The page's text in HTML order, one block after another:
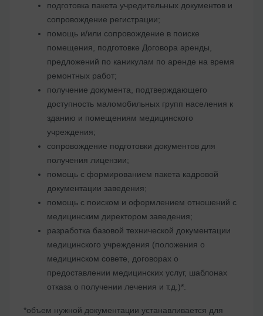
подготовка пакета учредительных документов и
сопровождение регистрации;
помощь и/или сопровождение в поиске
помещения, подготовке Договора аренды,
предложений по каникулам по аренде на время
ремонтных работ;
получение документа, подтверждающего
доступность маломобильных групп населения к
зданию и помещениям медицинского
учреждения;
сопровождение подготовки документов для
получения лицензии;
помощь с формированием пакета кадровой
документации заведения;
помощь с поиском и оформлением отношений с
медицинским директором заведения;
разработка базовой технической документации
медицинского учреждения (положения о
медицинском совете, договорах о
предоставлении медицинских услуг, шаблонах
отказа о получении лечения и т.д.)*.
*объем нужной документации устанавливается для